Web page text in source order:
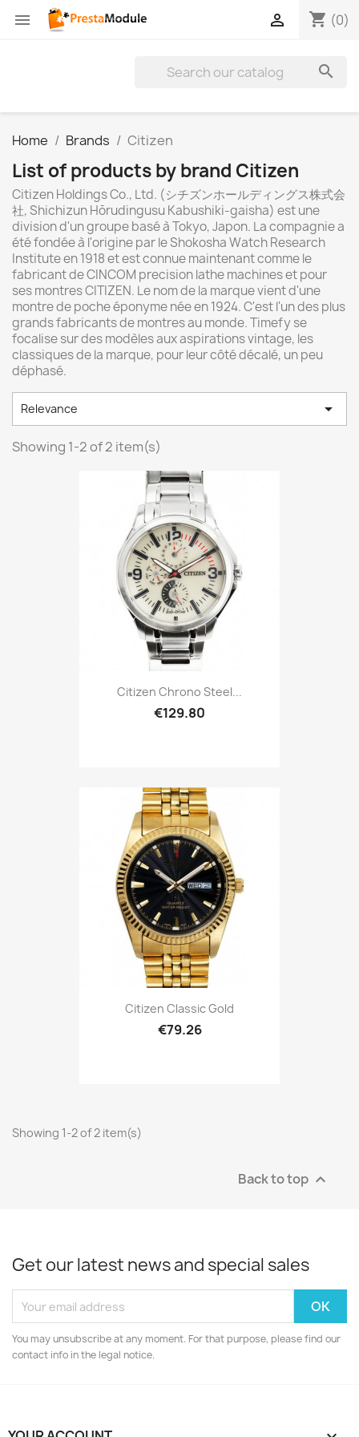
 shopping_cart (0)


Home Brands Citizen
List of products by brand Citizen
Citizen Holdings Co., Ltd. (シチズンホールディングス株式会
社, Shichizun Hōrudingusu Kabushiki-gaisha) est une
division d'un groupe basé à Tokyo, Japon. La compagnie a
été fondée à l'origine par le Shokosha Watch Research
Institute en 1918 et est connue maintenant comme le
fabricant de CINCOM precision lathe machines et pour
ses montres CITIZEN. Le nom de la marque vient d'une
montre de poche éponyme née en 1924. C'est l'un des plus
grands fabricants de montres au monde. Timefy se
focalise sur des modèles aux aspirations vintage, les
classiques de la marque, pour leur côté décalé, un peu
déphasé.
Relevance 
Showing 1-2 of 2 item(s)
Citizen Chrono Steel...
€129.80
Citizen Classic Gold
€79.26
Showing 1-2 of 2 item(s)
Back to top 
Get our latest news and special sales
You may unsubscribe at any moment. For that purpose, please find our
contact info in the legal notice.